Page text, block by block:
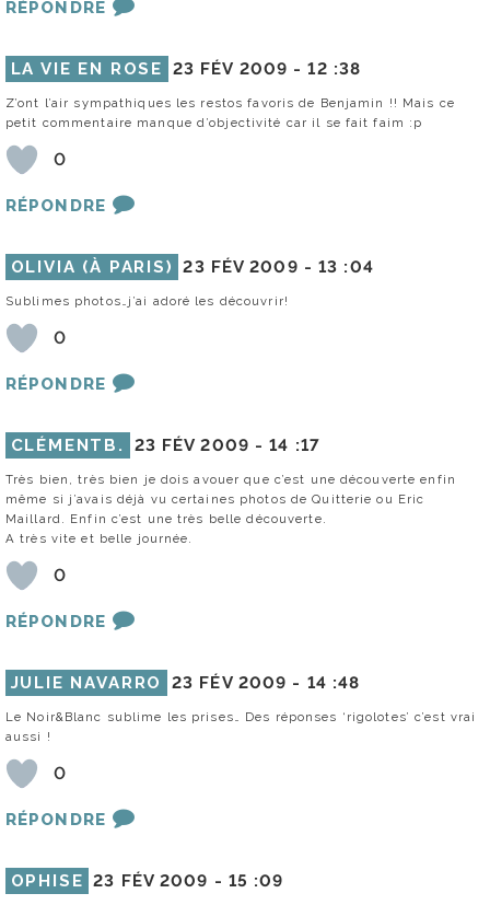
RÉPONDRE
LA VIE EN ROSE 23 FÉV 2009 -12 :38
Z’ont l’air sympathiques les restos favoris de Benjamin !! Mais ce
petit commentaire manque d’objectivité car il se fait faim :p
0
RÉPONDRE
OLIVIA (À PARIS) 23 FÉV 2009 -13 :04
Sublimes photos…j’ai adoré les découvrir!
0
RÉPONDRE
CLÉMENTB. 23 FÉV 2009 -14 :17
Très bien, très bien je dois avouer que c’est une découverte enfin
même si j’avais déjà vu certaines photos de Quitterie ou Eric
Maillard. Enfin c’est une très belle découverte.
A très vite et belle journée.
0
RÉPONDRE
JULIE NAVARRO 23 FÉV 2009 - 14 :48
Le Noir&Blanc sublime les prises… Des réponses ‘rigolotes’ c’est vrai
aussi !
0
RÉPONDRE
OPHISE 23 FÉV 2009 - 15 :09